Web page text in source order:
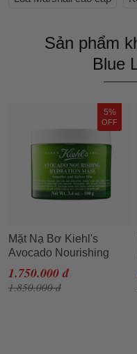
Sản phẩm
Blue
5%
OFF
Mặt Nạ Bơ Kiehl's
Avocado Nourishing
Hydration Mask 100ml
1.750.000 đ
1.850.000 đ